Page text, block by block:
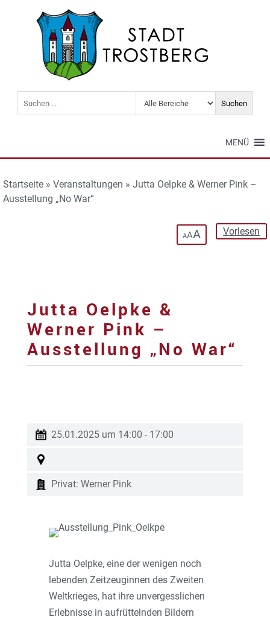
MENÜ
Startseite » Veranstaltungen » Jutta Oelpke & Werner Pink –
Ausstellung „No War“
Vorlesen
AAA
Jutta Oelpke &
Werner Pink –
Ausstellung „No War“
25.01.2025 um 14:00 - 17:00
Privat: Werner Pink
Jutta Oelpke, eine der wenigen noch
lebenden Zeitzeuginnen des Zweiten
Weltkrieges, hat ihre unvergesslichen
Erlebnisse in aufrüttelnden Bildern